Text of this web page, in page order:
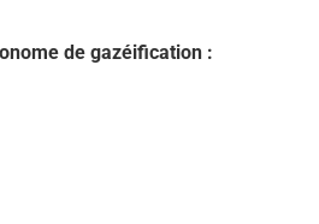
de gazéification :